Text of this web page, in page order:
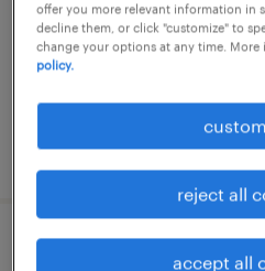
temporary
¥1650.00 per hour
posted 18 june 2026
流通・サービス系の一
offer you more relevant information in
decline them, or click "customize" to
change your options at any time.
policy.
reject all
accept all